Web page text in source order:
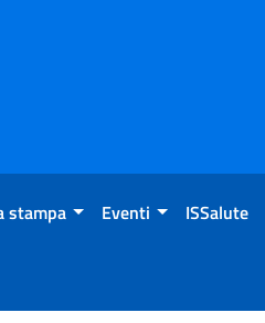
stampa Eventi ISSalute